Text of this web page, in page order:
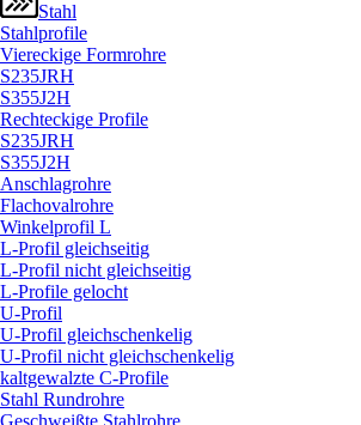
Stahl
Stahlprofile
Viereckige Formrohre
S235JRH
S355J2H
Rechteckige Profile
S235JRH
S355J2H
Anschlagrohre
Flachovalrohre
Winkelprofil L
L-Profil gleichseitig
L-Profil nicht gleichseitig
L-Profile gelocht
U-Profil
U-Profil gleichschenkelig
U-Profil nicht gleichschenkelig
kaltgewalzte C-Profile
Stahl Rundrohre
Geschweißte Stahlrohre